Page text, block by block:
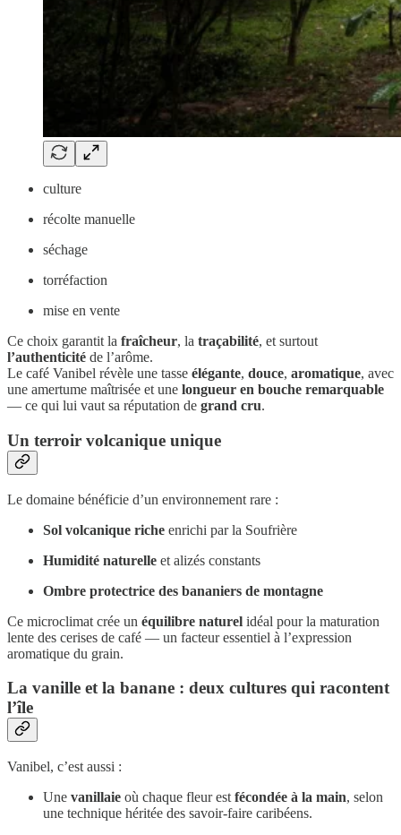
culture
récolte manuelle
séchage
torréfaction
mise en vente
Ce choix garantit la fraîcheur, la traçabilité, et surtout
l’authenticité de l’arôme.
Le café Vanibel révèle une tasse élégante, douce, aromatique, avec
une amertume maîtrisée et une longueur en bouche remarquable
— ce qui lui vaut sa réputation de grand cru.
Un terroir volcanique unique
Le domaine bénéficie d’un environnement rare :
Sol volcanique riche enrichi par la Soufrière
Humidité naturelle et alizés constants
Ombre protectrice des bananiers de montagne
Ce microclimat crée un équilibre naturel idéal pour la maturation
lente des cerises de café — un facteur essentiel à l’expression
aromatique du grain.
La vanille et la banane : deux cultures qui racontent
l’île
Vanibel, c’est aussi :
Une vanillaie où chaque fleur est fécondée à la main, selon
une technique héritée des savoir-faire caribéens.